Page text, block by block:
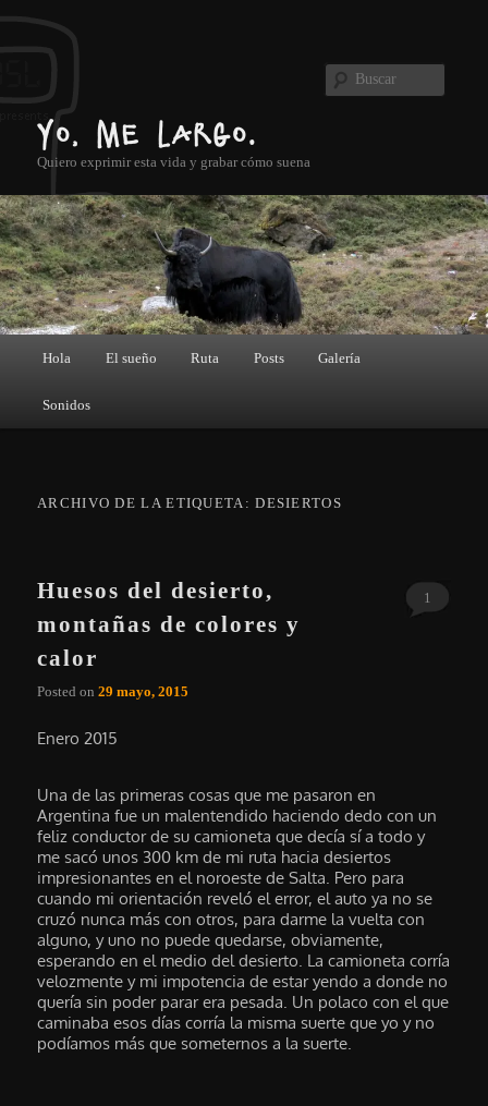
Yo, me largo.
Quiero exprimir esta vida y grabar cómo suena
Buscar
Hola
El sueño Ruta Posts Galería
Sonidos
ARCHIVO DE LA ETIQUETA:DESIERTOS
Huesos del desierto,
montañas de colores y
calor
Posted on29 mayo, 2015
1
Enero 2015
Una de las primeras cosas que me pasaron en
Argentina fue un malentendido haciendo dedo con un
feliz conductor de su camioneta que decía sí a todo y
me sacó unos 300 km de mi ruta hacia desiertos
impresionantes en el noroeste de Salta. Pero para
cuando mi orientación reveló el error, el auto ya no se
cruzó nunca más con otros, para darme la vuelta con
alguno, y uno no puede quedarse, obviamente,
esperando en el medio del desierto. La camioneta corría
velozmente y mi impotencia de estar yendo a donde no
quería sin poder parar era pesada. Un polaco con el que
caminaba esos días corría la misma suerte que yo y no
podíamos más que someternos a la suerte.